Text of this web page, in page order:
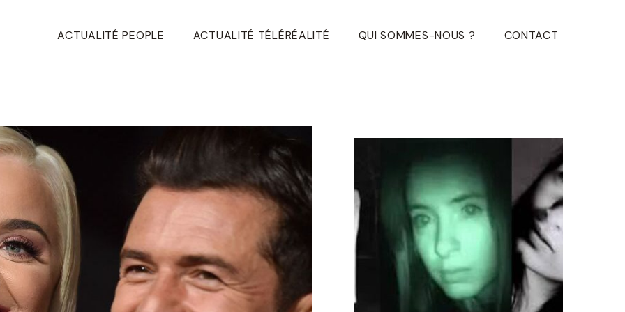
ACTUALITÉ PEOPLE ACTUALITÉ TÉLÉRÉALITÉ QUI SOMMES-NOUS ? CONTACT